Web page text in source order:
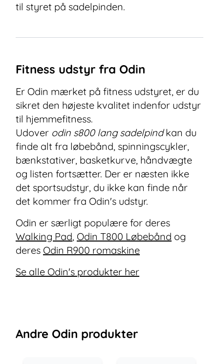
til styret på sadelpinden.
Fitness udstyr fra Odin
Er Odin mærket på fitness udstyret, er du
sikret den højeste kvalitet indenfor udstyr
til hjemmefitness.
Udover odin s800 lang sadelpindkan du
finde alt fra løbebånd, spinningscykler,
bænkstativer, basketkurve, håndvægte
og listen fortsætter. Der er næsten ikke
det sportsudstyr, du ikke kan finde når
det kommer fra Odin's udstyr.
Odin er særligt populære for deres
Walking Pad, Odin T800 Løbebånd og
deres Odin R900 romaskine
Se alle Odin's produkter her
Andre Odin produkter